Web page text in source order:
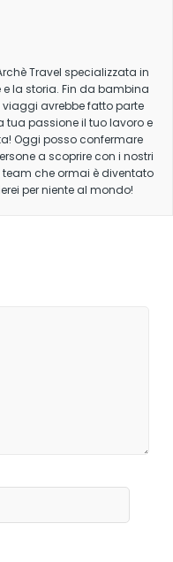
Travel specializzata in
la storia. Fin da bambina
avrebbe fatto parte
tua passione il tuo lavoro e
Oggi posso confermare
a scoprire con i nostri
che ormai è diventato
per niente al mondo!